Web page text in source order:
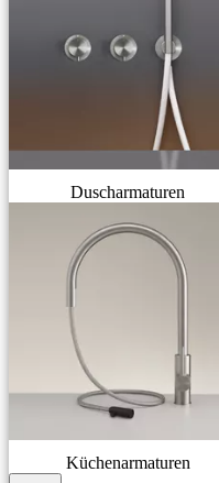
Duscharmaturen
Küchenarmaturen